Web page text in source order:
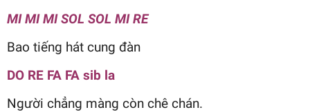
MI MI MI SOL SOL MI RE
Bao tiếng hát cung đàn
DO RE FA FA sib la
Người chẳng màng còn chê chán.